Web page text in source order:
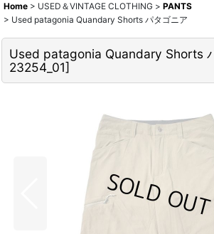
Home > USED＆VINTAGE CLOTHING > PANTS
> Used patagonia Quandary Shorts パタゴニア
Used patagonia Quandary Shorts
23254_01]